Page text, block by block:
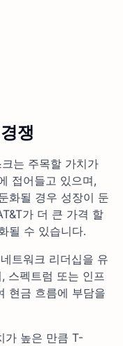
쟁
는 주목할 가치가
접어들고 있으며,
화될 경우 성장이 둔
가 더 큰 가격 할
될 수 있습니다.
트워크 리더십을 유
스펙트럼 또는 인프
현금 흐름에 부담을
가 높은 만큼 T-